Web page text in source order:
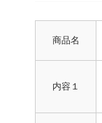
商品名
内容１